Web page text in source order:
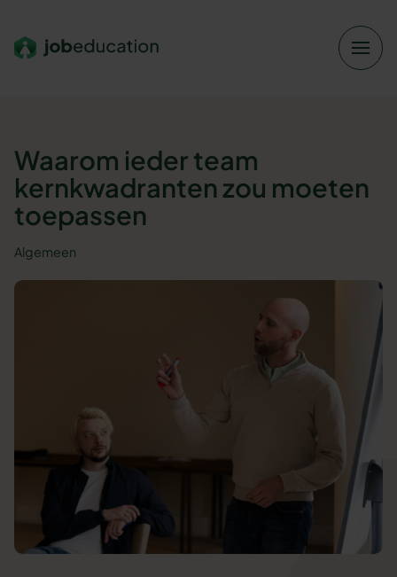
Waarom ieder team
kernkwadranten zou moeten
toepassen
Algemeen